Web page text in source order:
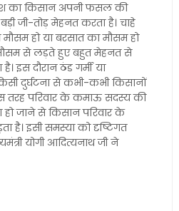
का किसान अपनी फसल की
जी-तोड़ मेहनत करता है। चाहे
मौसम हो या बरसात का मौसम हो
से लड़ते हुए बहुत मेहनत से
दौरान ठंड गर्मी या
दुर्घटना से कभी-कभी किसानों
तरह परिवार के कमाऊ सदस्य की
हो जाने से किसान परिवार के
है। इसी समस्या को दृष्टिगत
योगी आदित्यनाथ जी ने